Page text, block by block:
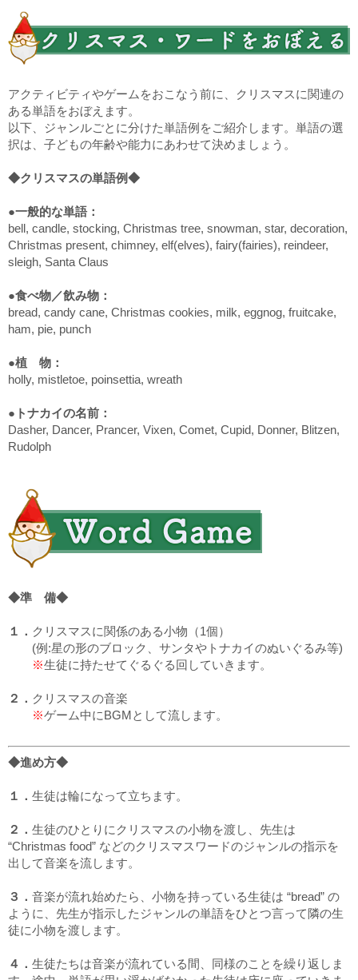
アクティビティやゲームをおこなう前に、クリスマスに関連の
ある単語をおぼえます。
以下、ジャンルごとに分けた単語例をご紹介します。単語の選
択は、子どもの年齢や能力にあわせて決めましょう。
◆クリスマスの単語例◆
●一般的な単語：
bell, candle, stocking, Christmas tree, snowman, star, decoration,
Christmas present, chimney, elf(elves), fairy(fairies), reindeer,
sleigh, Santa Claus
●食べ物／飲み物：
bread, candy cane, Christmas cookies, milk, eggnog, fruitcake,
ham, pie, punch
●植 物：
holly, mistletoe, poinsettia, wreath
●トナカイの名前：
Dasher, Dancer, Prancer, Vixen, Comet, Cupid, Donner, Blitzen,
Rudolph
◆準 備◆
１． クリスマスに関係のある小物（1個）
(例:星の形のブロック、サンタやトナカイのぬいぐるみ等)
※生徒に持たせてぐるぐる回していきます。
２． クリスマスの音楽
※ゲーム中にBGMとして流します。
◆進め方◆
１． 生徒は輪になって立ちます。
２． 生徒のひとりにクリスマスの小物を渡し、先生は
“Christmas food” などのクリスマスワードのジャンルの指示を
出して音楽を流します。
３． 音楽が流れ始めたら、小物を持っている生徒は “bread” の
ように、先生が指示したジャンルの単語をひとつ言って隣の生
徒に小物を渡します。
４． 生徒たちは音楽が流れている間、同様のことを繰り返しま